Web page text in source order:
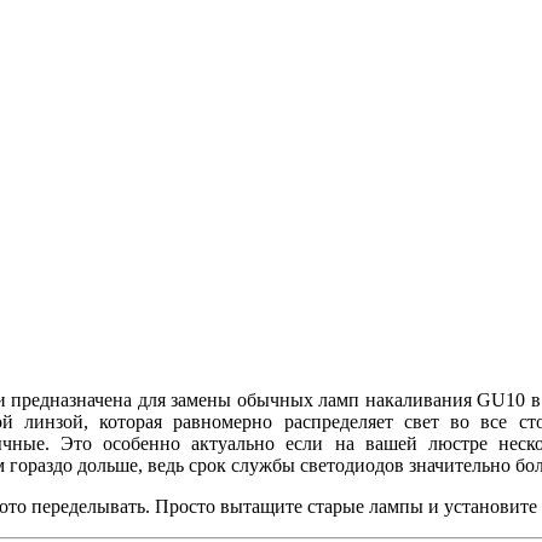
для замены обычных ламп накаливания GU10
которая равномерно распределяет свет во все
Это особенно актуально если на вашей люстре
дольше, ведь срок службы светодиодов значительно
переделывать. Просто вытащите старые лампы и